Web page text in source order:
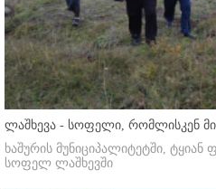
ლაშხევა - სოფელი, რომლისკენ
ხაშურის მუნიციპალიტეტში,
სოფელ ლაშხევში